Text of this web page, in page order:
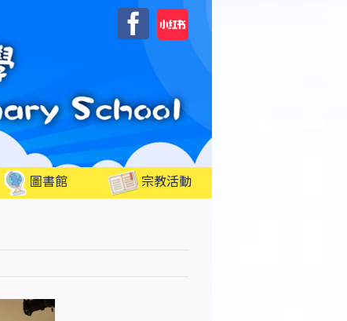
Facebook
自
訂
圖書館 宗教活動